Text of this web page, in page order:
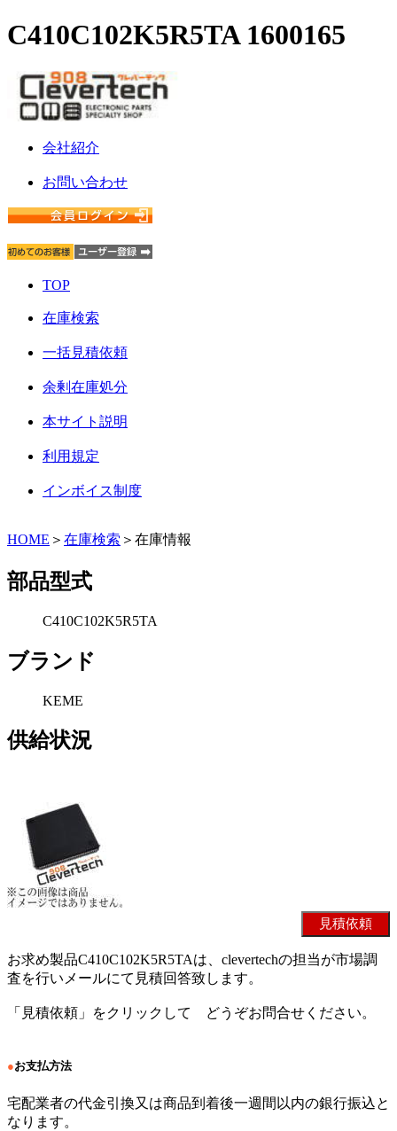
C410C102K5R5TA 1600165
会社紹介
お問い合わせ
TOP
在庫検索
一括見積依頼
余剰在庫処分
本サイト説明
利用規定
インボイス制度
HOME ＞ 在庫検索 ＞在庫情報
部品型式
C410C102K5R5TA
ブランド
KEME
供給状況
お求め製品C410C102K5R5TAは、clevertechの担当が市場調
査を行いメールにて見積回答致します。
「見積依頼」をクリックして どうぞお問合せください。
●お支払方法
宅配業者の代金引換又は商品到着後一週間以内の銀行振込と
なります。